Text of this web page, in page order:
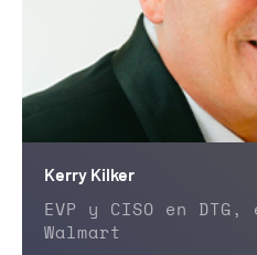
Kerry Kilker
EVP y CISO en DTG,
Walmart